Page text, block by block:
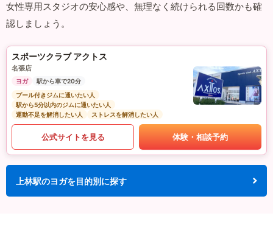
女性専用スタジオの安心感や、無理なく続けられる回数かも確
認しましょう。
スポーツクラブ アクトス
名張店
ヨガ
駅から車で20分
プール付きジムに通いたい人
駅から5分以内のジムに通いたい人
運動不足を解消したい人
ストレスを解消したい人
公式サイトを見る 体験・相談予約
上林駅のヨガを目的別に探す